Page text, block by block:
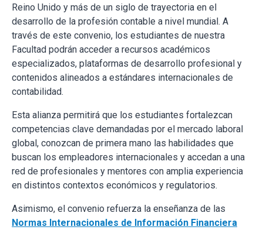
Reino Unido y más de un siglo de trayectoria en el
desarrollo de la profesión contable a nivel mundial. A
través de este convenio, los estudiantes de nuestra
Facultad podrán acceder a recursos académicos
especializados, plataformas de desarrollo profesional y
contenidos alineados a estándares internacionales de
contabilidad.
Esta alianza permitirá que los estudiantes fortalezcan
competencias clave demandadas por el mercado laboral
global, conozcan de primera mano las habilidades que
buscan los empleadores internacionales y accedan a una
red de profesionales y mentores con amplia experiencia
en distintos contextos económicos y regulatorios.
Asimismo, el convenio refuerza la enseñanza de las
Normas Internacionales de Información Financiera